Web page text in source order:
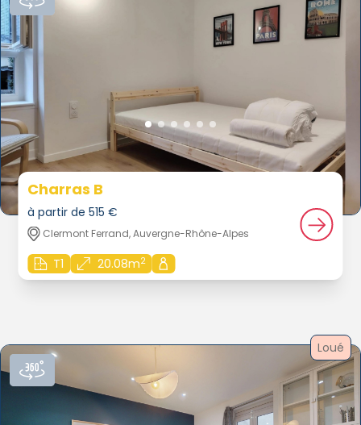
Charras B
à partir de 515 €
Clermont Ferrand, Auvergne-Rhône-Alpes
T1 20.08m2
Loué